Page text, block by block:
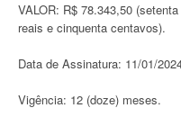
VALOR: R$ 78.343,50
reais e cinquenta centavos).
Data de Assinatura: 11/01/
Vigência: 12 (doze) meses.